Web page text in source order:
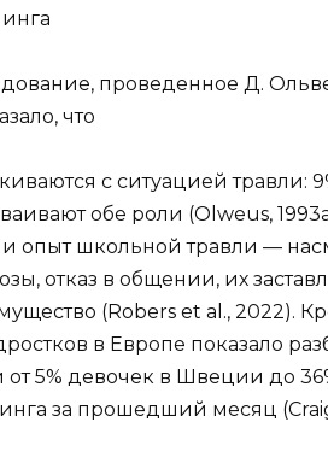
проведенное Д.
что
с ситуацией травли:
обе роли (Olweus,
опыт школьной травли —
отказ в общении, их
(Robers et al., 2022).
в Европе показало
5% девочек в Швеции до
за прошедший месяц